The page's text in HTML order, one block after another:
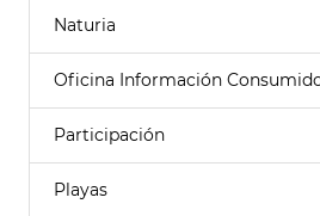
Naturia
Oficina Información
Participación
Playas